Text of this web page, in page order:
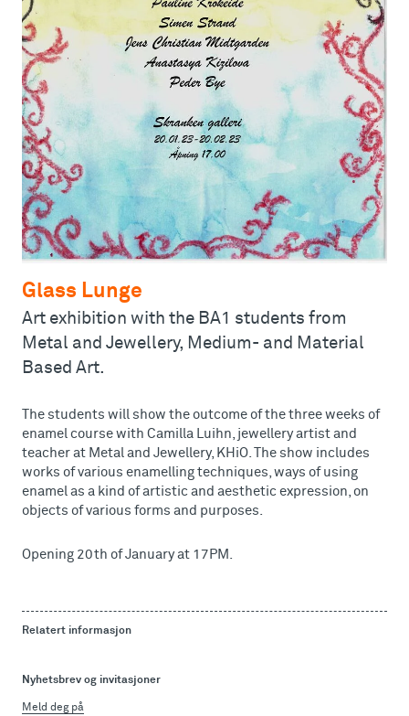
Glass Lunge
Art exhibition with the BA1 students from
Metal and Jewellery, Medium- and Material
Based Art.
The students will show the outcome of the three weeks of
enamel course with Camilla Luihn, jewellery artist and
teacher at Metal and Jewellery, KHiO. The show includes
works of various enamelling techniques, ways of using
enamel as a kind of artistic and aesthetic expression, on
objects of various forms and purposes.
Opening 20th of January at 17PM.
Relatert informasjon
Nyhetsbrev og invitasjoner
Meld deg på